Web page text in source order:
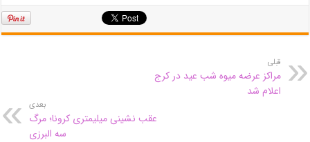
قبلی
مراکز عرضه میوه شب عید در کرج
اعلام شد
بعدی
عقب نشینی میلیمتری کرونا؛ مرگ
سه البرزی